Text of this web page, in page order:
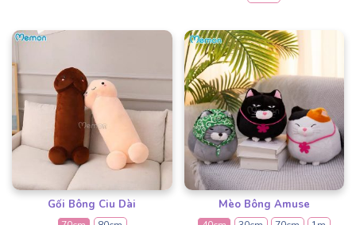
Gối Bông Ciu Dài Mèo Bông Amuse